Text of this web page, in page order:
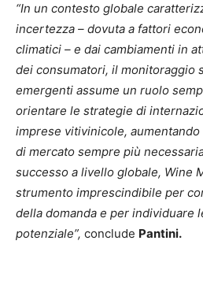
“In un contesto globale
incertezza – dovuta a fattori
climatici – e dai cambiamenti in
dei consumatori, il monitoraggio
emergenti assume un ruolo
orientare le strategie di
imprese vitivinicole,
di mercato sempre più
successo a livello globale, Wine
strumento imprescindibile per
della domanda e per individuare
potenziale”, conclude Pantini.